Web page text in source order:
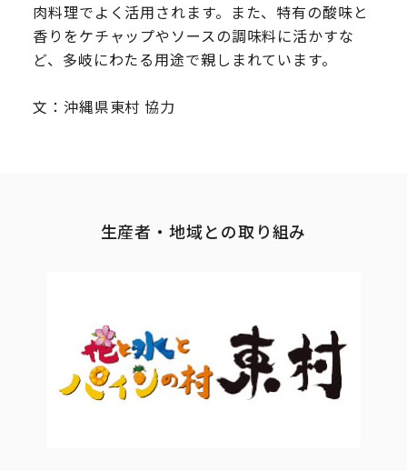
肉料理でよく活用されます。また、特有の酸味と
香りをケチャップやソースの調味料に活かすな
ど、多岐にわたる用途で親しまれています。
文：沖縄県東村 協力
生産者・地域との取り組み